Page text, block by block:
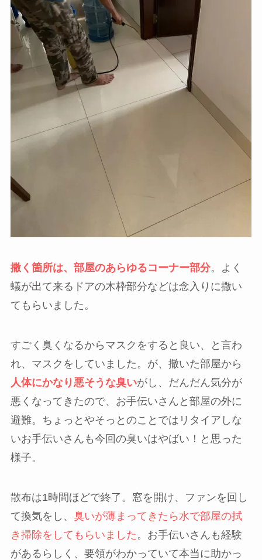
撒く箇所は、部屋のあらゆるコーナー部分。よく
蟻が出て来るドアの木枠部分などは念入りに撒い
てもらいました。
すごく臭くなるからマスクをすると良い、と言わ
れ、マスクをしていました。が、撒いた部屋から
人体にかなり悪そうな臭いがし、だんだん気分が
悪くなってきたので、お手伝いさんと部屋の外に
避難。ちょっとやそっとのことではリタイアしな
いお手伝いさんも今回の臭いはやばい！と思った
様子。
散布は1時間ほどで終了。窓を開け、ファンを回し
て換気をし、 臭いが薄まってきたら水で部屋の拭
き掃除をしてもらいました 。お手伝いさんも経験
があるらしく、要領がわかっていて本当に助かっ